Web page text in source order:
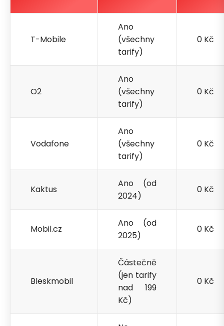
T-Mobile
Ano
(všechny
tarify)
0 Kč
O2
Ano
(všechny
tarify)
0 Kč
Vodafone
Ano
(všechny
tarify)
0 Kč
Kaktus
Ano (od
2024)
0 Kč
Mobil.cz
Ano (od
2025)
0 Kč
Bleskmobil
Částečně
(jen tarify
nad 199
Kč)
0 Kč